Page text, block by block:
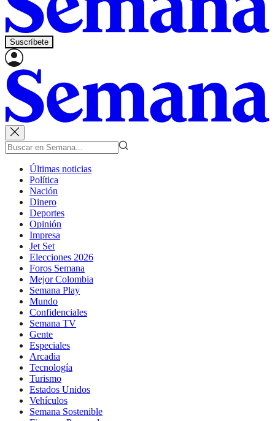
Suscríbete
Últimas noticias
Política
Nación
Dinero
Deportes
Opinión
Impresa
Jet Set
Elecciones 2026
Foros Semana
Mejor Colombia
Semana Play
Mundo
Confidenciales
Semana TV
Gente
Especiales
Arcadia
Tecnología
Turismo
Estados Unidos
Vehículos
Semana Sostenible